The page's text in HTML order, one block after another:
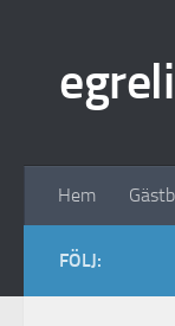
Hem
FÖLJ: